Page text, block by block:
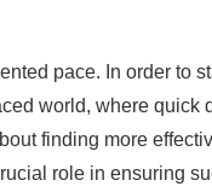
pace. In order to
world, where
finding more
role in ensuring